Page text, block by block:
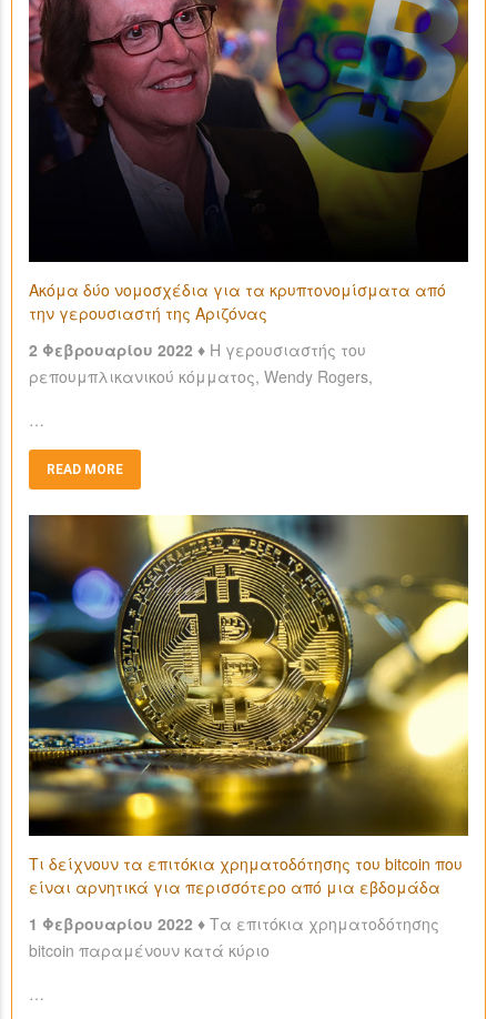
Ακόμα δύο νομοσχέδια για τα κρυπτονομίσματα από
την γερουσιαστή της Αριζόνας
2 Φεβρουαρίου 2022 ♦ Η γερουσιαστής του
ρεπουμπλικανικού κόμματος, Wendy Rogers,
…
READ MORE
Τι δείχνουν τα επιτόκια χρηματοδότησης του bitcoin που
είναι αρνητικά για περισσότερο από μια εβδομάδα
1 Φεβρουαρίου 2022 ♦Τα επιτόκια χρηματοδότησης
bitcoin παραμένουν κατά κύριο
…